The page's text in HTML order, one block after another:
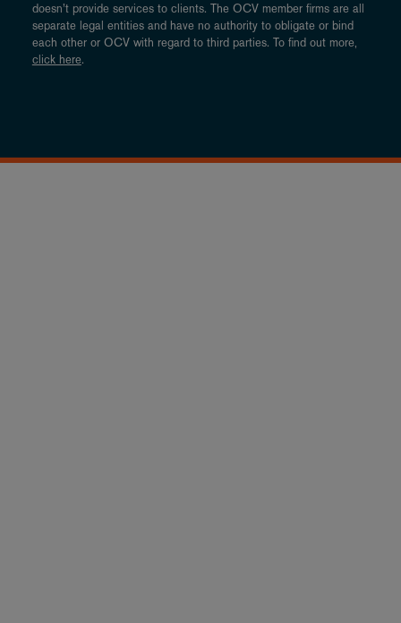
doesn’t provide services to clients. The OCV member firms are all
separate legal entities and have no authority to obligate or bind
each other or OCV with regard to third parties. To find out more,
click here.